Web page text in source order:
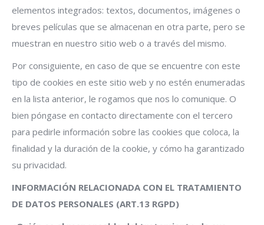
elementos integrados: textos, documentos, imágenes o
breves películas que se almacenan en otra parte, pero se
muestran en nuestro sitio web o a través del mismo.
Por consiguiente, en caso de que se encuentre con este
tipo de cookies en este sitio web y no estén enumeradas
en la lista anterior, le rogamos que nos lo comunique. O
bien póngase en contacto directamente con el tercero
para pedirle información sobre las cookies que coloca, la
finalidad y la duración de la cookie, y cómo ha garantizado
su privacidad.
INFORMACIÓN RELACIONADA CON EL TRATAMIENTO
DE DATOS PERSONALES (ART.13 RGPD)